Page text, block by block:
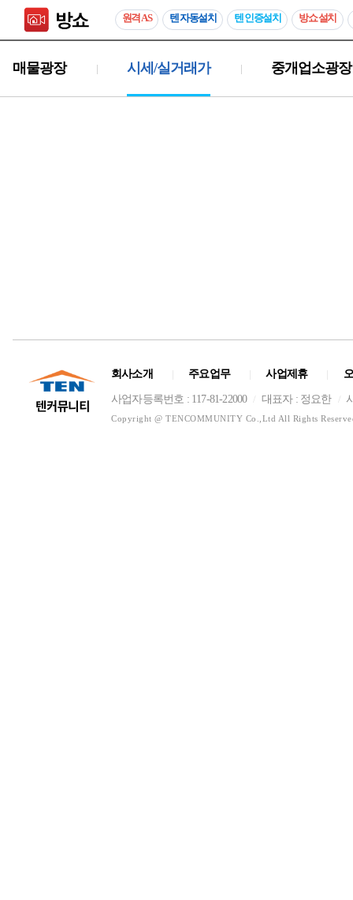
원격 AS 텐 자동설치 텐 인증설치 방쇼 설치
매물광장 | 시세/실거래가 | 중개업소광장
회사소개 주요업무 사업제휴
사업자등록번호 : 117-81-22000
대표자 : 정요한
Copyright @ TENCOMMUNITY Co.,Ltd All Rights